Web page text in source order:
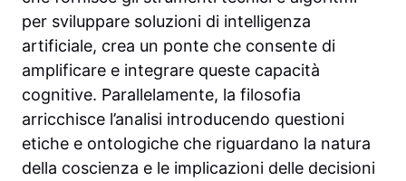
per sviluppare soluzioni di intelligenza
artificiale, crea un ponte che consente di
amplificare e integrare queste capacità
cognitive. Parallelamente, la filosofia
arricchisce l’analisi introducendo questioni
etiche e ontologiche che riguardano la natura
della coscienza e le implicazioni delle decisioni